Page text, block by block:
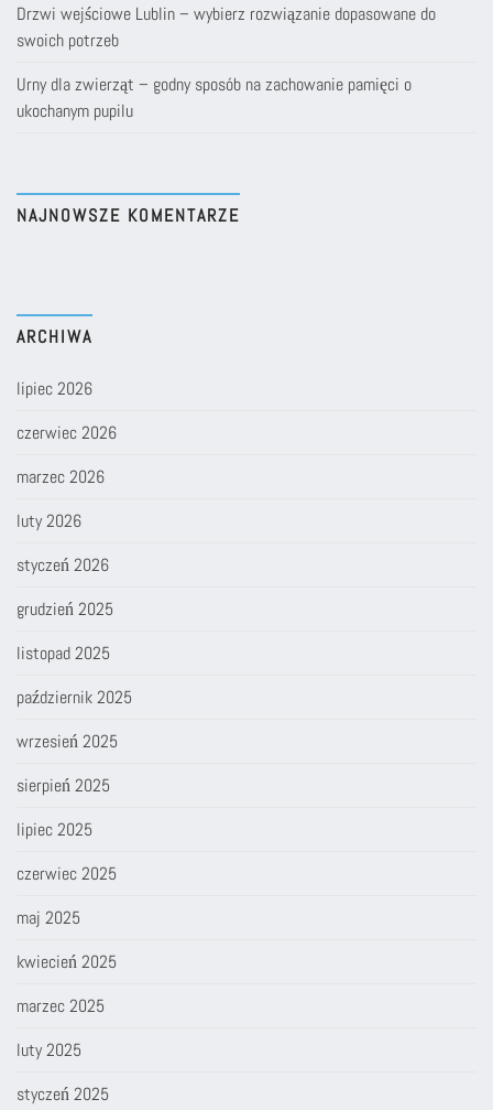
Drzwi wejściowe Lublin – wybierz rozwiązanie dopasowane do
swoich potrzeb
Urny dla zwierząt – godny sposób na zachowanie pamięci o
ukochanym pupilu
NAJNOWSZE KOMENTARZE
ARCHIWA
lipiec 2026
czerwiec 2026
marzec 2026
luty 2026
styczeń 2026
grudzień 2025
listopad 2025
październik 2025
wrzesień 2025
sierpień 2025
lipiec 2025
czerwiec 2025
maj 2025
kwiecień 2025
marzec 2025
luty 2025
styczeń 2025